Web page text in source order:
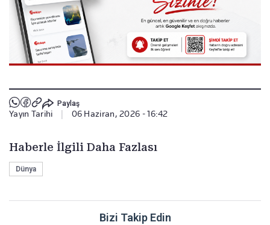
Paylaş
Yayın Tarihi 06 Haziran, 2026 - 16:42
Haberle İlgili Daha Fazlası
Dünya
Bizi Takip Edin